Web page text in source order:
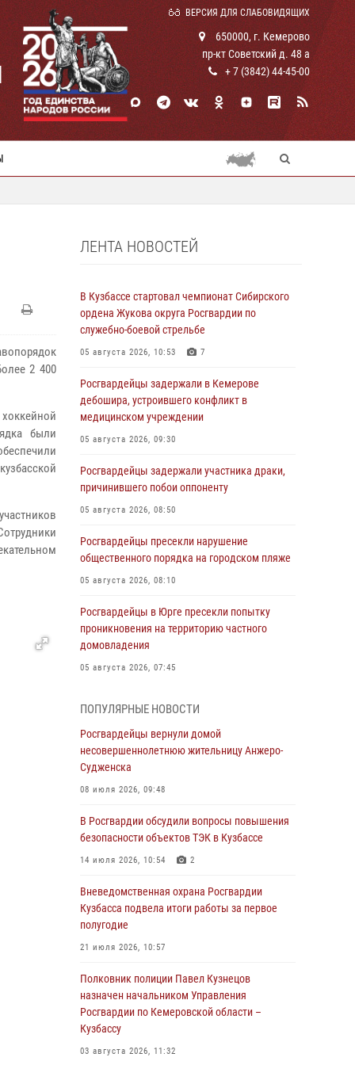
ВЕРСИЯ ДЛЯ СЛАБОВИДЯЩИХ
650000, г. Кемерово
пр-кт Советский д. 48 а
+ 7 (3842) 44-45-00
2 400
были
ЛЕНТА НОВОСТЕЙ
В Кузбассе стартовал чемпионат Сибирского
ордена Жукова округа Росгвардии по
служебно-боевой стрельбе
05 августа 2026, 10:53 7
Росгвардейцы задержали в Кемерове
дебошира, устроившего конфликт в
медицинском учреждении
05 августа 2026, 09:30
Росгвардейцы задержали участника драки,
причинившего побои оппоненту
05 августа 2026, 08:50
Росгвардейцы пресекли нарушение
общественного порядка на городском пляже
05 августа 2026, 08:10
Росгвардейцы в Юрге пресекли попытку
проникновения на территорию частного
домовладения
05 августа 2026, 07:45
бронзу чемпионата России по парашютно-
атлетическому многоборью
04 августа 2026, 10:48 2
Кузбассовцы высоко оценили качество
подразделениями ЛРР Росгвардии
04 августа 2026, 09:42
юных путешественников из Новокузнецка
04 августа 2026, 08:42
Росгвардейцы задержали нарушителя
кемеровской гостинице
04 августа 2026, 07:41
Кемеровские росгвардейцы пресекли
попытку хищения товара путем подмены
ПОПУЛЯРНЫЕ НОВОСТИ
Росгвардейцы вернули домой
несовершеннолетнюю жительницу Анжеро-
Судженска
08 июля 2026, 09:48
В Росгвардии обсудили вопросы повышения
безопасности объектов ТЭК в Кузбассе
14 июля 2026, 10:54 2
Вневедомственная охрана Росгвардии
Кузбасса подвела итоги работы за первое
полугодие
21 июля 2026, 10:57
Полковник полиции Павел Кузнецов
назначен начальником Управления
Росгвардии по Кемеровской области –
Кузбассу
03 августа 2026, 11:32